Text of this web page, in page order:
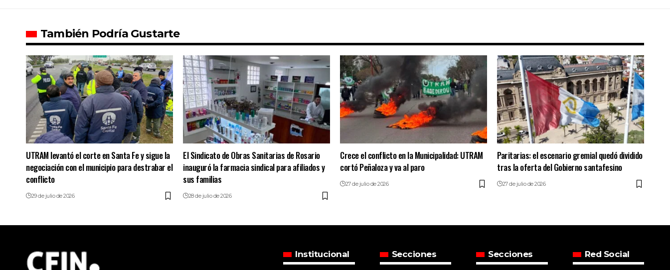
También Podría Gustarte
UTRAM levantó el corte en Santa Fe y sigue la
negociación con el municipio para destrabar el
conflicto
29 de julio de 2026
El Sindicato de Obras Sanitarias de Rosario
inauguró la farmacia sindical para afiliados y
sus familias
28 de julio de 2026
Crece el conflicto en la Municipalidad: UTRAM
cortó Peñaloza y va al paro
27 de julio de 2026
Paritarias: el escenario gremial quedó dividido
tras la oferta del Gobierno santafesino
27 de julio de 2026
Institucional Secciones Secciones Red Social